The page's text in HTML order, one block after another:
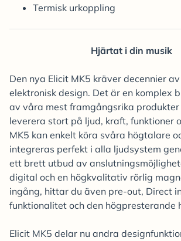
Termisk urkoppling
Hjärtat i din musik
Den nya Elicit MK5 kräver decennier
elektronisk design. Det är en komplex
av våra mest framgångsrika
leverera stort på ljud, kraft, funktioner
MK5 kan enkelt köra svåra högtalare
integreras perfekt i alla ljudsystem
ett brett utbud av
digital och en högkvalitativ rörlig
ingång, hittar du även pre-out, Direct
funktionalitet och den högpresterande
Elicit MK5 delar nu andra